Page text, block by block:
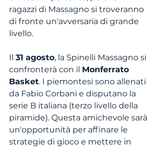
ragazzi di Massagno si troveranno
di fronte un'avversaria di grande
livello.
Il 31 agosto, la Spinelli Massagno si
confronterà con il Monferrato
Basket. I piemontesi sono allenati
da Fabio Corbani e disputano la
serie B italiana (terzo livello della
piramide). Questa amichevole sarà
un'opportunità per affinare le
strategie di gioco e mettere in